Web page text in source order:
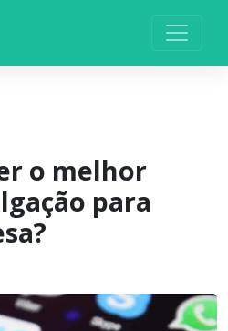
o melhor
para